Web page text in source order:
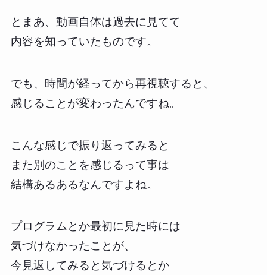
とまあ、動画自体は過去に見てて
内容を知っていたものです。
でも、時間が経ってから再視聴すると、
感じることが変わったんですね。
こんな感じで振り返ってみると
また別のことを感じるって事は
結構あるあるなんですよね。
プログラムとか最初に見た時には
気づけなかったことが、
今見返してみると気づけるとか